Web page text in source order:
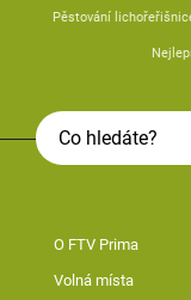
Pěstování
O FTV Prima
Volná místa